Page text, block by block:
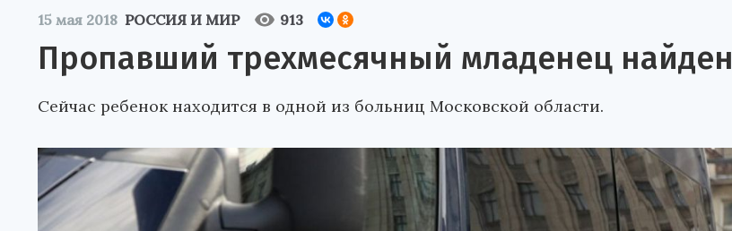
15 мая 2018 РОССИЯ И МИР 913
Пропавший трехмесячный младенец найден
Сейчас ребенок находится в одной из больниц Московской области.